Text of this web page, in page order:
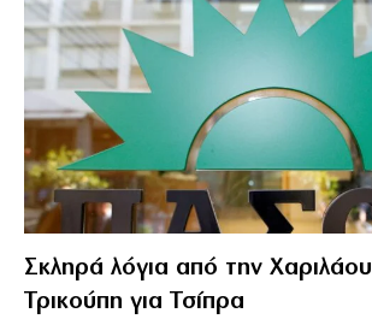
Σκληρά λόγια από την Χαριλάου
Τρικούπη για Τσίπρα